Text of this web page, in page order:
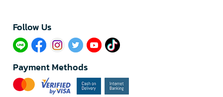
Follow Us​
Payment Methods